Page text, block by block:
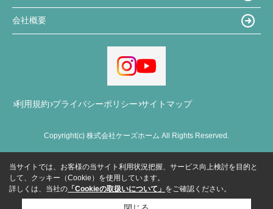
会社概要
利用規約 プライバシーポリシー サイトマップ
Copyright(c) 株式会社ケーズホーム All Rights Reserved.
当サイトでは、お客様の当サイト利用状況把握、サービス向上検討を目的と
して、クッキー（Cookie）を使用しています。
詳しくは、当社の 「Cookieの取扱いについて」 をご確認ください。